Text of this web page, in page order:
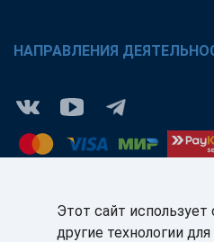
НАПРАВЛЕНИЯ
КЛИЕНТАМ:
Этот сайт
другие технологии